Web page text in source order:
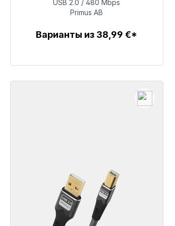
60,99 €
Детали
USB 2.0 / 480 Mbps
Primus AB
Варианты из 38,99 €*